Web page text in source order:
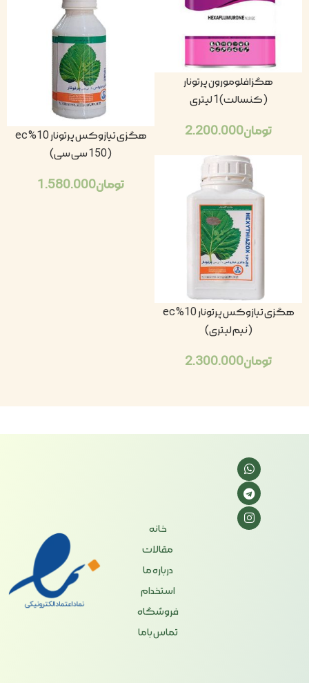
هگزافلومورون پرتونار
(کنسالت)1 لیتری
تومان2.200.000
هگزی تیازوکس پرتونار 10% ec
(150 سی سی)
تومان1.580.000
هگزی تیازوکس پرتونار 10% ec
(نیم لیتری)
تومان2.300.000
خانه
مقالات
درباره ما
استخدام
فروشگاه
تماس باما